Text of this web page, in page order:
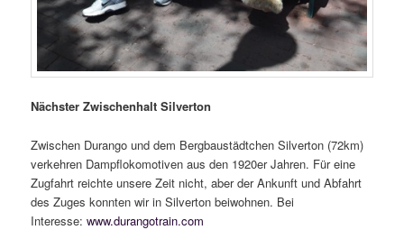
Nächster Zwischenhalt Silverton
Zwischen Durango und dem Bergbaustädtchen Silverton (72km)
verkehren Dampflokomotiven aus den 1920er Jahren. Für eine
Zugfahrt reichte unsere Zeit nicht, aber der Ankunft und Abfahrt
des Zuges konnten wir in Silverton beiwohnen. Bei
Interesse:www.durangotrain.com